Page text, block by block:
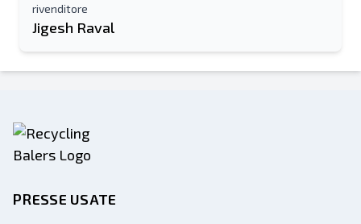
rivenditore
Jigesh Raval
PRESSE USATE